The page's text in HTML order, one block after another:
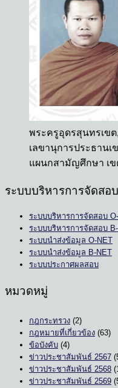
พระครูอุดรสุนทรเขต
เลขานุการประธาน
แผนกสามัญศึกษา เข
ระบบบริหารการจัดสอ
ระบบบริหารการจัดสอบ
ระบบบริหารการจัดสอบ
ระบบนำส่งข้อมูล O-NET
ระบบนำส่งข้อมูล B-NET
ระบบประกาศผลสอบ
หมวดหมู่
กฎกระทรวง (2)
กฎหมายที่เกี่ยวข้อง (63)
ข้อบังคับ (4)
ข่าวประชาสัมพันธ์ 2567
ข่าวประชาสัมพันธ์ 2568
ข่าวประชาสัมพันธ์ 2569